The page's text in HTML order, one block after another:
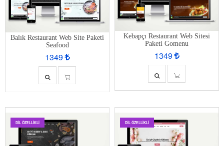
Balık Restaurant Web Site Paketi
Seafood
1349
Kebapçı Restaurant Web Sitesi
Paketi Gomenu
1349
DIL ÖZELLIKLI DIL ÖZELLIKLI